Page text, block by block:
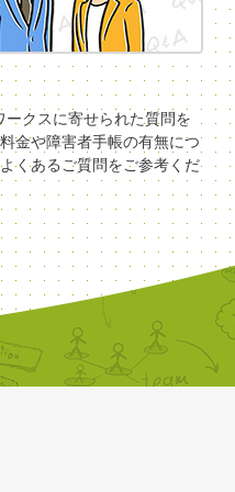
ークスに寄せられた質問を
金や障害者手帳の有無につ
くあるご質問をご参考くだ